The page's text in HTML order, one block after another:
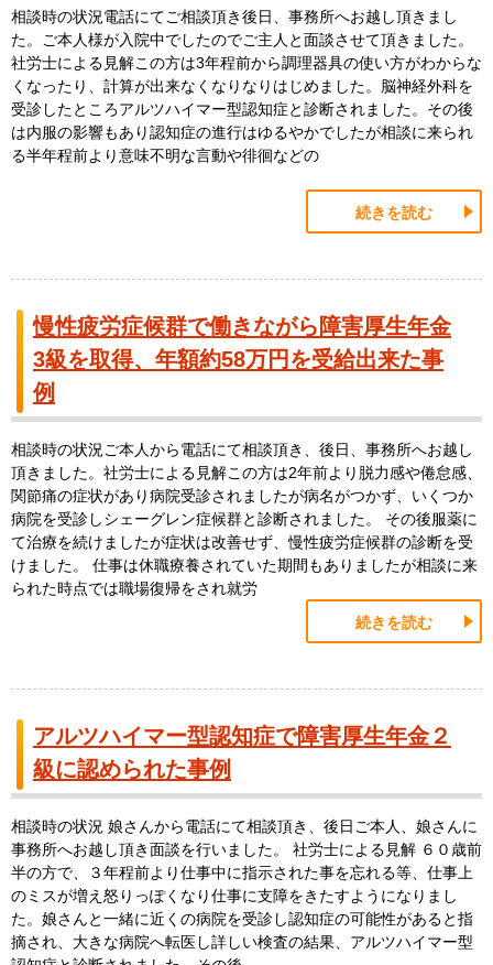
相談時の状況電話にてご相談頂き後日、事務所へお越し頂きまし
た。ご本人様が入院中でしたのでご主人と面談させて頂きました。
社労士による見解この方は3年程前から調理器具の使い方がわからな
くなったり、計算が出来なくなりなりはじめました。脳神経外科を
受診したところアルツハイマー型認知症と診断されました。その後
は内服の影響もあり認知症の進行はゆるやかでしたが相談に来られ
る半年程前より意味不明な言動や徘徊などの
続きを読む
慢性疲労症候群で働きながら障害厚生年金
3級を取得、年額約58万円を受給出来た事
例
相談時の状況ご本人から電話にて相談頂き、後日、事務所へお越し
頂きました。社労士による見解この方は2年前より脱力感や倦怠感、
関節痛の症状があり病院受診されましたが病名がつかず、いくつか
病院を受診しシェーグレン症候群と診断されました。 その後服薬に
て治療を続けましたが症状は改善せず、慢性疲労症候群の診断を受
けました。 仕事は休職療養されていた期間もありましたが相談に来
られた時点では職場復帰をされ就労
続きを読む
アルツハイマー型認知症で障害厚生年金２
級に認められた事例
相談時の状況 娘さんから電話にて相談頂き、後日ご本人、娘さんに
事務所へお越し頂き面談を行いました。 社労士による見解 ６０歳前
半の方で、３年程前より仕事中に指示された事を忘れる等、仕事上
のミスが増え怒りっぽくなり仕事に支障をきたすようになりまし
た。娘さんと一緒に近くの病院を受診し認知症の可能性があると指
摘され、大きな病院へ転医し詳しい検査の結果、アルツハイマー型